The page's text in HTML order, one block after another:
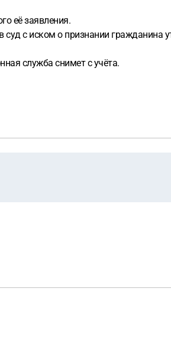
её заявления.
суд с иском о признании
служба снимет с учёта.